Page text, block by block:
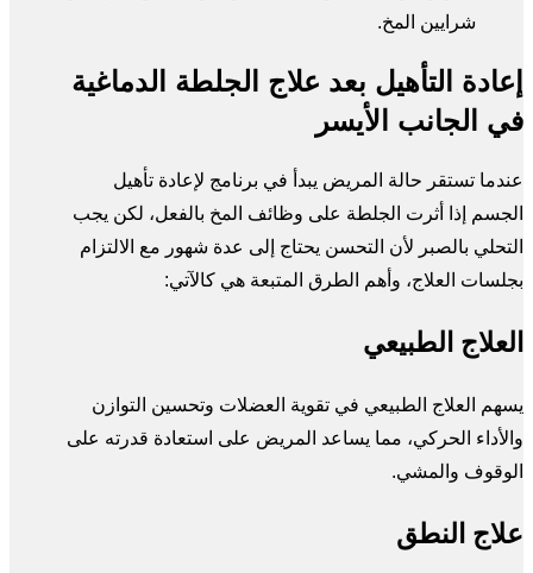
شرايين المخ.
إعادة التأهيل بعد علاج الجلطة الدماغية
في الجانب الأيسر
عندما تستقر حالة المريض يبدأ في برنامج لإعادة تأهيل
الجسم إذا أثرت الجلطة على وظائف المخ بالفعل، لكن يجب
التحلي بالصبر لأن التحسن يحتاج إلى عدة شهور مع الالتزام
بجلسات العلاج، وأهم الطرق المتبعة هي كالآتي:
العلاج الطبيعي
يسهم العلاج الطبيعي في تقوية العضلات وتحسين التوازن
والأداء الحركي، مما يساعد المريض على استعادة قدرته على
الوقوف والمشي.
علاج النطق